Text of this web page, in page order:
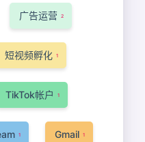
广告运营 2
短视频孵化 1
TikTok帐户 1
1 Gmail 1